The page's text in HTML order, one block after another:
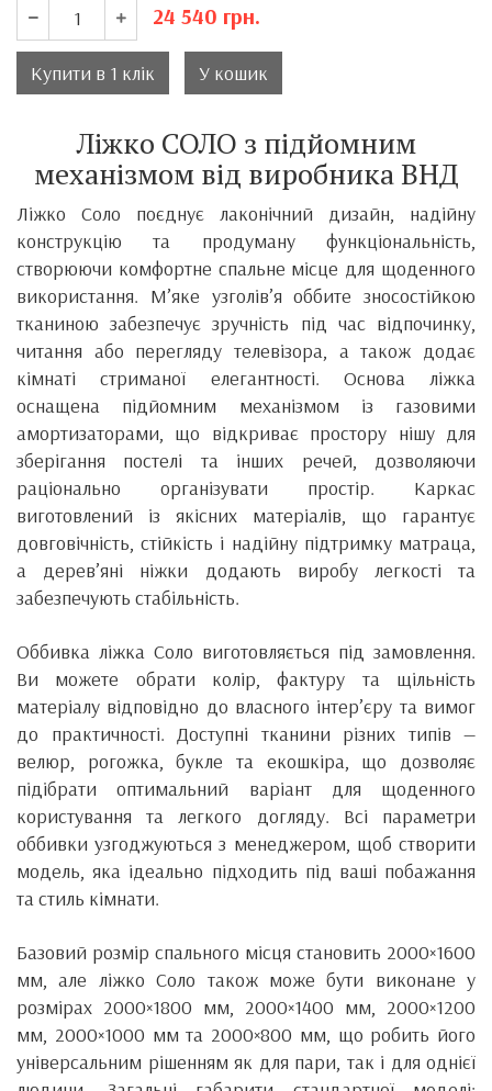
24 540 грн.
Купити в 1 клік У кошик
Ліжко СОЛО з підйомним
механізмом від виробника ВНД
Ліжко Соло поєднує лаконічний дизайн, надійну
конструкцію та продуману функціональність,
створюючи комфортне спальне місце для щоденного
використання. М’яке узголів’я оббите зносостійкою
тканиною забезпечує зручність під час відпочинку,
читання або перегляду телевізора, а також додає
кімнаті стриманої елегантності. Основа ліжка
оснащена підйомним механізмом із газовими
амортизаторами, що відкриває простору нішу для
зберігання постелі та інших речей, дозволяючи
раціонально організувати простір. Каркас
виготовлений із якісних матеріалів, що гарантує
довговічність, стійкість і надійну підтримку матраца,
а дерев’яні ніжки додають виробу легкості та
забезпечують стабільність.
Оббивка ліжка Соло виготовляється під замовлення.
Ви можете обрати колір, фактуру та щільність
матеріалу відповідно до власного інтер’єру та вимог
до практичності. Доступні тканини різних типів —
велюр, рогожка, букле та екошкіра, що дозволяє
підібрати оптимальний варіант для щоденного
користування та легкого догляду. Всі параметри
оббивки узгоджуються з менеджером, щоб створити
модель, яка ідеально підходить під ваші побажання
та стиль кімнати.
Базовий розмір спального місця становить 2000×1600
мм, але ліжко Соло також може бути виконане у
розмірах 2000×1800 мм, 2000×1400 мм, 2000×1200
мм, 2000×1000 мм та 2000×800 мм, що робить його
універсальним рішенням як для пари, так і для однієї